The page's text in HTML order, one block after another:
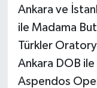
Ankara ve
ile Madama
Türkler
Ankara DOB
Aspendos